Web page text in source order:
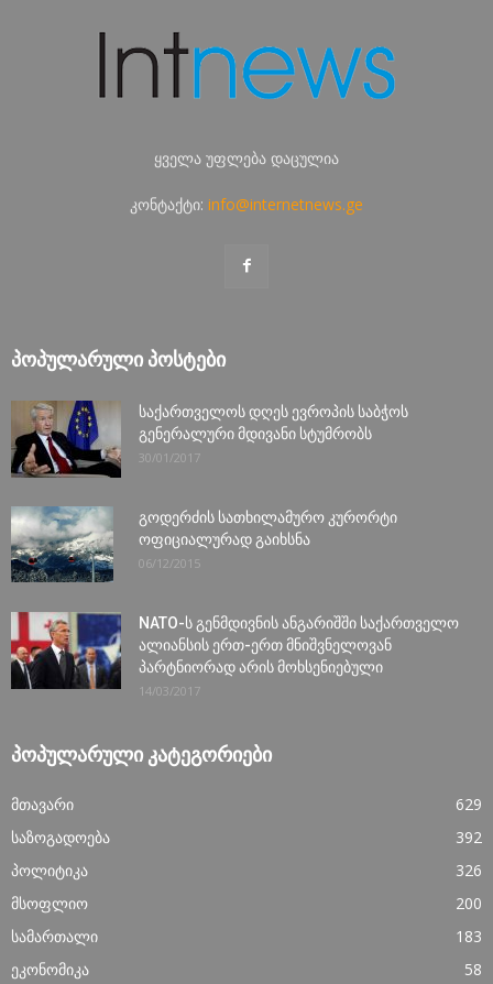
ყველა უფლება დაცულია
კონტაქტი: info@internetnews.ge
ᲞᲝᲞᲣᲚᲐᲠᲣᲚᲘ ᲞᲝᲡᲢᲔᲑᲘ
საქართველოს დღეს ევროპის საბჭოს
გენერალური მდივანი სტუმრობს
30/01/2017
გოდერძის სათხილამურო კურორტი
ოფიციალურად გაიხსნა
06/12/2015
NATO-ს გენმდივნის ანგარიშში საქართველო
ალიანსის ერთ-ერთ მნიშვნელოვან
პარტნიორად არის მოხსენიებული
14/03/2017
ᲞᲝᲞᲣᲚᲐᲠᲣᲚᲘ ᲙᲐᲢᲔᲒᲝᲠᲘᲔᲑᲘ
მთავარი
629
საზოგადოება
392
პოლიტიკა
326
მსოფლიო
200
სამართალი
183
ეკონომიკა
58